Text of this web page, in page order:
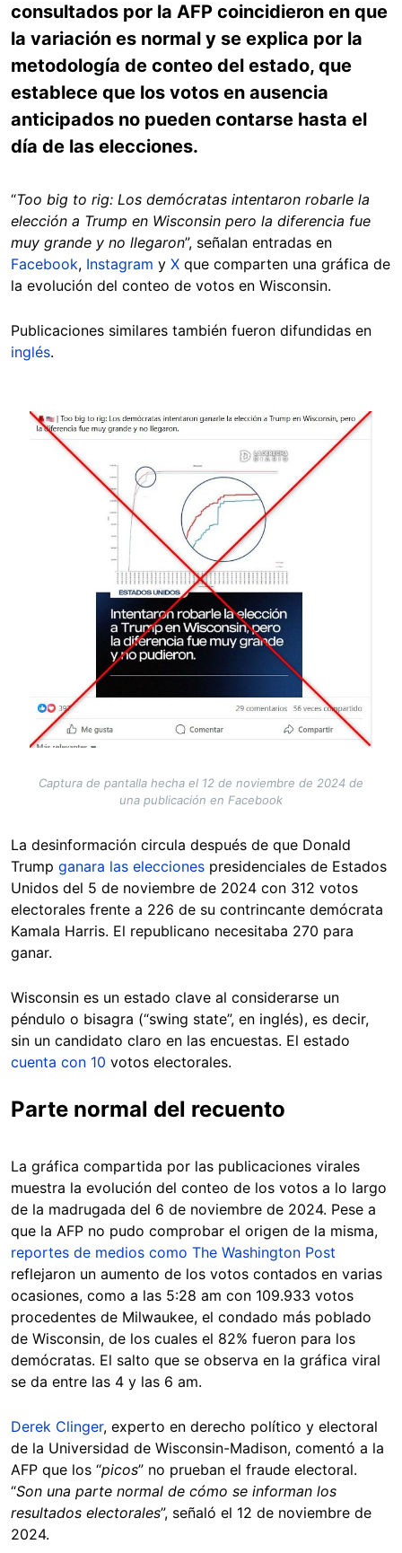
consultados por la AFP coincidieron en que
la variación es normal y se explica por la
metodología de conteo del estado, que
establece que los votos en ausencia
anticipados no pueden contarse hasta el
día de las elecciones.
“Too big to rig: Los demócratas intentaron robarle la
elección a Trump en Wisconsin pero la diferencia fue
muy grande y no llegaron”, señalan entradas en
Facebook, Instagram y X que comparten una gráfica de
la evolución del conteo de votos en Wisconsin.
Publicaciones similares también fueron difundidas en
inglés.
Image
Captura de pantalla hecha el 12 de noviembre de 2024 de
una publicación en Facebook
La desinformación circula después de que Donald
Trump ganara las elecciones presidenciales de Estados
Unidos del 5 de noviembre de 2024 con 312 votos
electorales frente a 226 de su contrincante demócrata
Kamala Harris. El republicano necesitaba 270 para
ganar.
Wisconsin es un estado clave al considerarse un
péndulo o bisagra (“swing state”, en inglés), es decir,
sin un candidato claro en las encuestas. El estado
cuenta con 10 votos electorales.
Parte normal del recuento
La gráfica compartida por las publicaciones virales
muestra la evolución del conteo de los votos a lo largo
de la madrugada del 6 de noviembre de 2024. Pese a
que la AFP no pudo comprobar el origen de la misma,
reportes de medios como The Washington Post
reflejaron un aumento de los votos contados en varias
ocasiones, como a las 5:28 am con 109.933 votos
procedentes de Milwaukee, el condado más poblado
de Wisconsin, de los cuales el 82% fueron para los
demócratas. El salto que se observa en la gráfica viral
se da entre las 4 y las 6 am.
Derek Clinger, experto en derecho político y electoral
de la Universidad de Wisconsin-Madison, comentó a la
AFP que los “picos” no prueban el fraude electoral.
“Son una parte normal de cómo se informan los
resultados electorales”, señaló el 12 de noviembre de
2024.